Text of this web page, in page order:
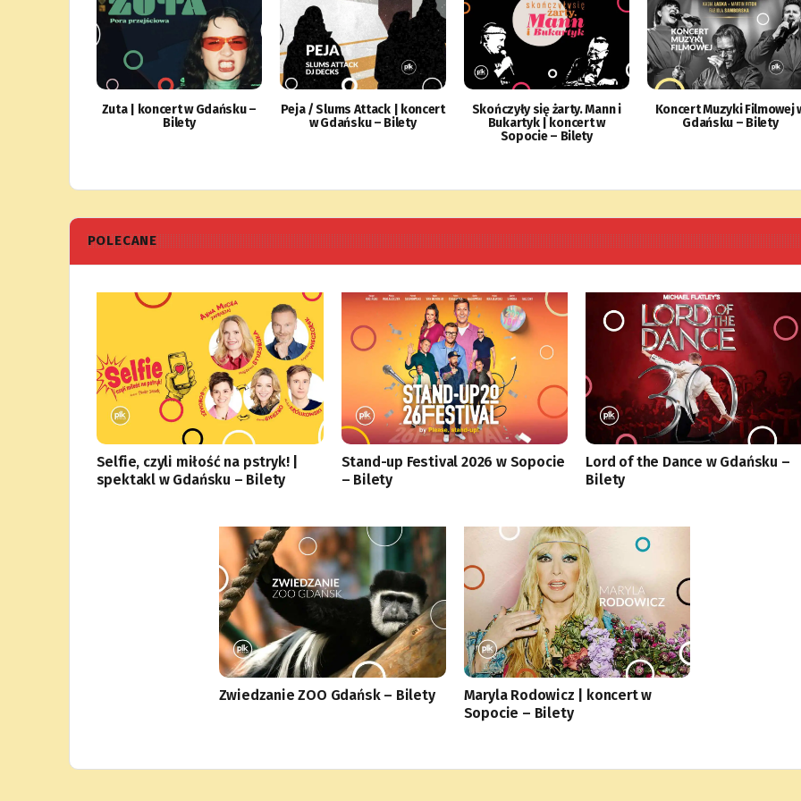
Zuta | koncert w Gdańsku –
Bilety
Peja / Slums Attack | koncert
w Gdańsku – Bilety
Skończyły się żarty. Mann i
Bukartyk | koncert w
Sopocie – Bilety
Koncert Muzyki Filmowej
Gdańsku – Bilety
POLECANE
Selfie, czyli miłość na pstryk! |
spektakl w Gdańsku – Bilety
Stand-up Festival 2026 w Sopocie
– Bilety
Lord of the Dance w Gdańsku –
Bilety
Zwiedzanie ZOO Gdańsk – Bilety
Maryla Rodowicz | koncert w
Sopocie – Bilety